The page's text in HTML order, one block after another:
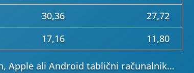
30,36
27,72
17,16 11,80
Apple ali Android tablični računalnik…